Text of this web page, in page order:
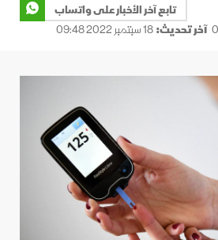
تابع آخر الأخبار على واتساب
آخر تحديث:18 سبتمبر 2022 09:48